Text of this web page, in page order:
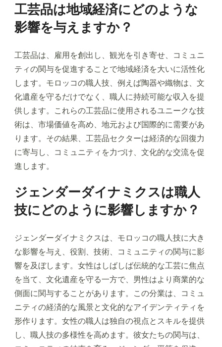
工芸品は地域経済にどのような
影響を与えますか？
工芸品は、雇用を創出し、観光を引き寄せ、コミュニ
ティの関与を促進することで地域経済を大いに活性化
します。モロッコの職人技、例えば陶器や織物は、文
化遺産を守るだけでなく、職人に持続可能な収入を提
供します。これらの工芸品に使用されるユニークな技
術は、市場価値を高め、地元および国際的に需要があ
ります。その結果、工芸品セクターは経済的な回復力
に寄与し、コミュニティを力づけ、文化的な交流を促
進します。
ジェンダーダイナミクスは職人
技にどのように影響しますか？
ジェンダーダイナミクスは、モロッコの職人技に大き
な影響を与え、役割、技術、コミュニティの関与に影
響を及ぼします。女性はしばしば伝統的な工芸に焦点
を当て、文化遺産を守る一方で、男性はより商業的な
側面に関与することがあります。この分業は、コミュ
ニティの経済的な風景と文化的なアイデンティティを
形作ります。女性の職人は独自の視点とスキルを提供
し、職人技の多様性を高めます。彼女たちの関与は、